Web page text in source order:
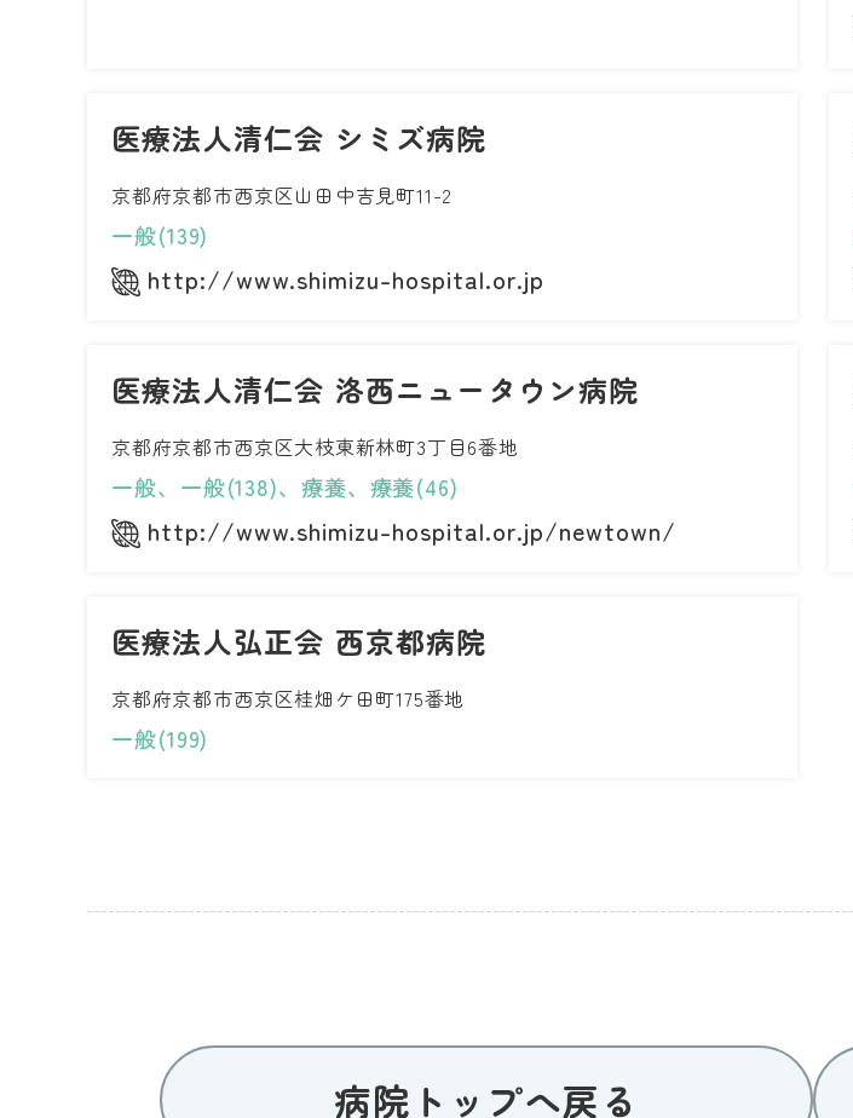
医療法人清仁会 シミズ病院
京都府京都市西京区山田中吉見町11-2
一般(139)
http://www.shimizu-hospital.or.jp
医療法人清仁会 洛西ニュータウン病院
京都府京都市西京区大枝東新林町3丁目6番地
一般、一般(138)、療養、療養(46)
http://www.shimizu-hospital.or.jp/newtown/
医療法人弘正会 西京都病院
京都府京都市西京区桂畑ケ田町175番地
一般(199)
病院トップへ戻る